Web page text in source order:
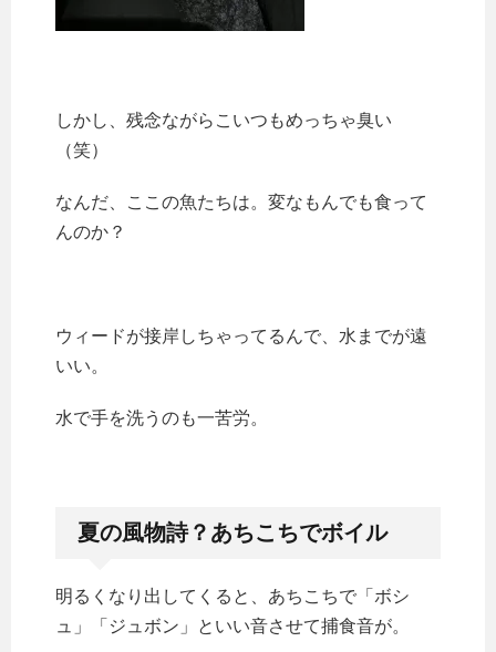
しかし、残念ながらこいつもめっちゃ臭い
（笑）
なんだ、ここの魚たちは。変なもんでも食って
んのか？
ウィードが接岸しちゃってるんで、水までが遠
いい。
水で手を洗うのも一苦労。
夏の風物詩？あちこちでボイル
明るくなり出してくると、あちこちで「ボシ
ュ」「ジュボン」といい音させて捕食音が。